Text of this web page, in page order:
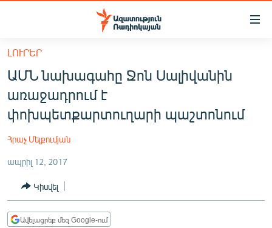
Մատչելիության
հիմնական
բովանդակությանը
հիմնական
մենյուին
ՔԱՂԱՔԱԿԱՆ
ՏՆՏԵՍՈՒԹՅՈՒՆ
ՂԱՐԱԲԱՂ
ԼՈՒՐԵՐ
ԱՄՆ նախագահը Ջոն Սալիվանին
առաջադրում է
փոխպետքարտուղարի պաշտոնում
Հրաչ Մելքումյան
ապրիլ 12, 2017
Կիսվել
Ավելացրեք մեզ Google-ում